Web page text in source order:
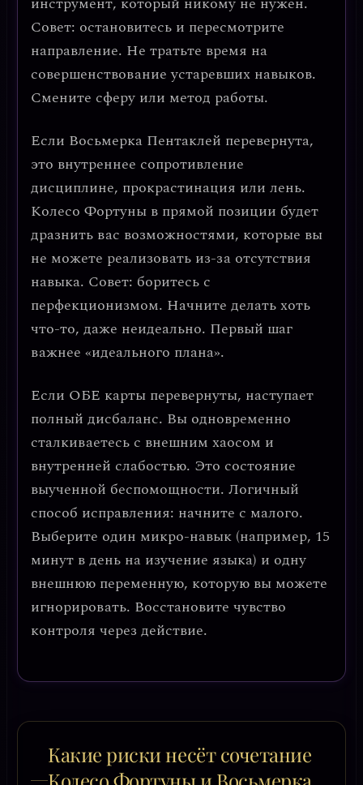
Совет: остановитесь и пересмотрите
направление. Не тратьте время на
совершенствование устаревших навыков.
Смените сферу или метод работы.
Если Восьмерка Пентаклей перевернута,
это внутреннее сопротивление
дисциплине, прокрастинация или лень.
Колесо Фортуны в прямой позиции будет
дразнить вас возможностями, которые вы
не можете реализовать из-за отсутствия
навыка. Совет: боритесь с
перфекционизмом. Начните делать хоть
что-то, даже неидеально. Первый шаг
важнее «идеального плана».
Если ОБЕ карты перевернуты, наступает
полный дисбаланс. Вы одновременно
сталкиваетесь с внешним хаосом и
внутренней слабостью. Это состояние
выученной беспомощности. Логичный
способ исправления: начните с малого.
Выберите один микро-навык (например, 15
минут в день на изучение языка) и одну
внешнюю переменную, которую вы можете
игнорировать. Восстановите чувство
контроля через действие.
Какие риски несёт сочетание